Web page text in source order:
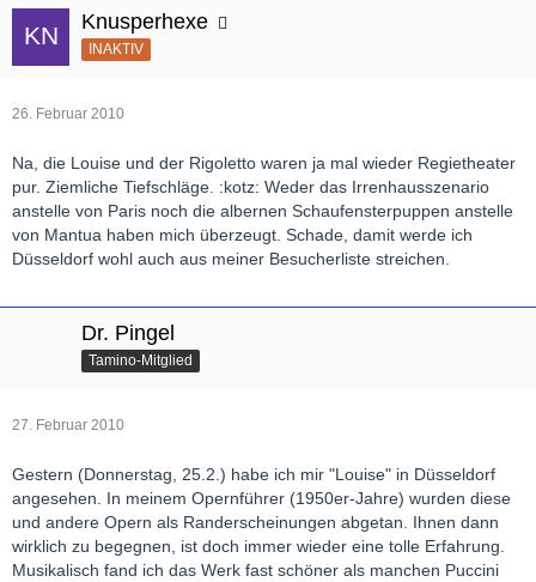
Knusperhexe
INAKTIV
26. Februar 2010
Na, die Louise und der Rigoletto waren ja mal wieder Regietheater
pur. Ziemliche Tiefschläge. :kotz: Weder das Irrenhausszenario
anstelle von Paris noch die albernen Schaufensterpuppen anstelle
von Mantua haben mich überzeugt. Schade, damit werde ich
Düsseldorf wohl auch aus meiner Besucherliste streichen.
Dr. Pingel
Tamino-Mitglied
27. Februar 2010
Gestern (Donnerstag, 25.2.) habe ich mir "Louise" in Düsseldorf
angesehen. In meinem Opernführer (1950er-Jahre) wurden diese
und andere Opern als Randerscheinungen abgetan. Ihnen dann
wirklich zu begegnen, ist doch immer wieder eine tolle Erfahrung.
Musikalisch fand ich das Werk fast schöner als manchen Puccini